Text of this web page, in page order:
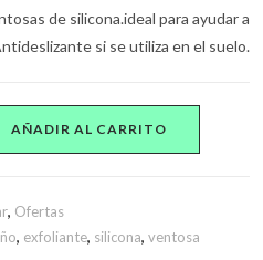
$296,00.
de silicona.ideal para ayudar a
si se utiliza en el suelo.
AÑADIR AL CARRITO
, Ofertas
, exfoliante, silicona,ventosa